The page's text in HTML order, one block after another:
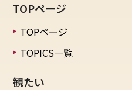
TOPページ
TOPページ
TOPICS一覧
観たい